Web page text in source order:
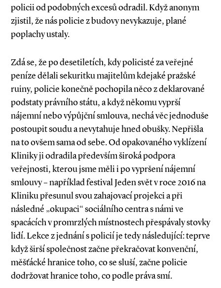
policii od podobných excesů odradil. Když anonym
zjistil, že nás policie z budovy nevykazuje, plané
poplachy ustaly.
Zdá se, že po desetiletích, kdy policisté za veřejné
peníze dělali sekuritku majitelům kdejaké pražské
ruiny, policie konečně pochopila něco z deklarované
podstaty právního státu, a když někomu vyprší
nájemní nebo výpůjční smlouva, nechá věc jednoduše
postoupit soudu a nevytahuje hned obušky. Nepřišla
na to ovšem sama od sebe. Od opakovaného vyklízení
Kliniky ji odradila především široká podpora
veřejnosti, kterou jsme měli i po vypršení nájemní
smlouvy – například festival Jeden svět v roce 2016 na
Kliniku přesunul svou zahajovací projekci a při
následné „okupaci“ sociálního centra s námi ve
spacácích v promrzlých místnostech přespávaly stovky
lidí. Lekce z jednání s policií je tedy následující: teprve
když širší společnost začne překračovat konvenční,
měšťácké hranice toho, co se sluší, začne policie
dodržovat hranice toho, co podle práva smí.